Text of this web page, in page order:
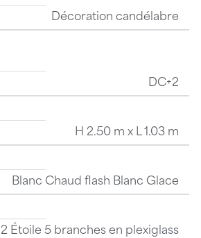
Décoration candélabre
DC+2
H 2.50 m x L 1.03 m
Blanc Chaud flash Blanc Glace
2 Étoile 5 branches en plexiglass